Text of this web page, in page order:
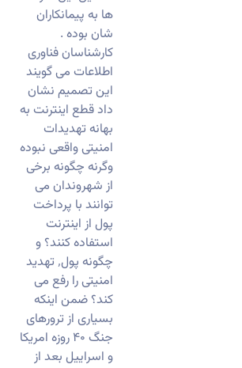
ها به پیمانکاران
شان بوده .
کارشناسان فناوری
اطلاعات می گویند
این تصمیم نشان
داد قطع اینترنت به
بهانه تهدیدات
امنیتی واقعی نبوده
وگرنه چگونه برخی
از شهروندان می
توانند با پرداخت
پول از اینترنت
استفاده کنند؟ و
چگونه پول٬ تهدید
امنیتی را رفع می
کند؟ ضمن اینکه
بسیاری از ترورهای
جنگ ۴۰ روزه امریکا
و اسراییل بعد از